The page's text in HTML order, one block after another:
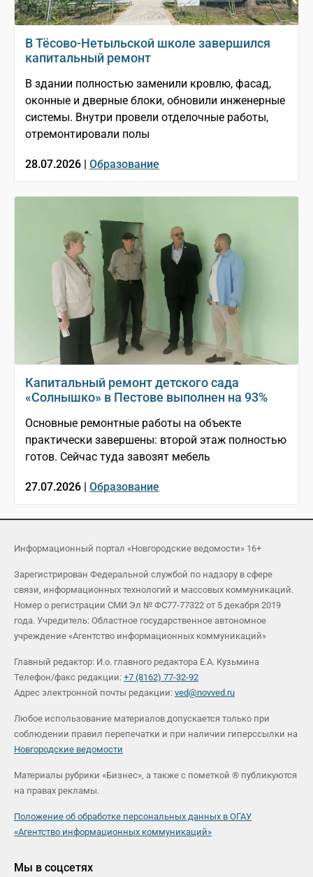
В Тёсово-Нетыльской школе завершился
капитальный ремонт
В здании полностью заменили кровлю, фасад,
оконные и дверные блоки, обновили инженерные
системы. Внутри провели отделочные работы,
отремонтировали полы
28.07.2026 | Образование
Капитальный ремонт детского сада
«Солнышко» в Пестове выполнен на 93%
Основные ремонтные работы на объекте
практически завершены: второй этаж полностью
готов. Сейчас туда завозят мебель
27.07.2026 | Образование
Информационный портал «Новгородские ведомости» 16+
Зарегистрирован Федеральной службой по надзору в сфере
связи, информационных технологий и массовых коммуникаций.
Номер о регистрации СМИ Эл № ФС77-77322 от 5 декабря 2019
года. Учредитель: Областное государственное автономное
учреждение «Агентство информационных коммуникаций»
Главный редактор: И.о. главного редактора Е.А. Кузьмина
Телефон/факс редакции: +7 (8162) 77-32-92
Адрес электронной почты редакции: ved@novved.ru
Любое использование материалов допускается только при
соблюдении правил перепечатки и при наличии гиперссылки на
Новгородские ведомости
Материалы рубрики «Бизнес», а также с пометкой ® публикуются
на правах рекламы.
Положение об обработке персональных данных в ОГАУ
«Агентство информационных коммуникаций»
Мы в соцсетях